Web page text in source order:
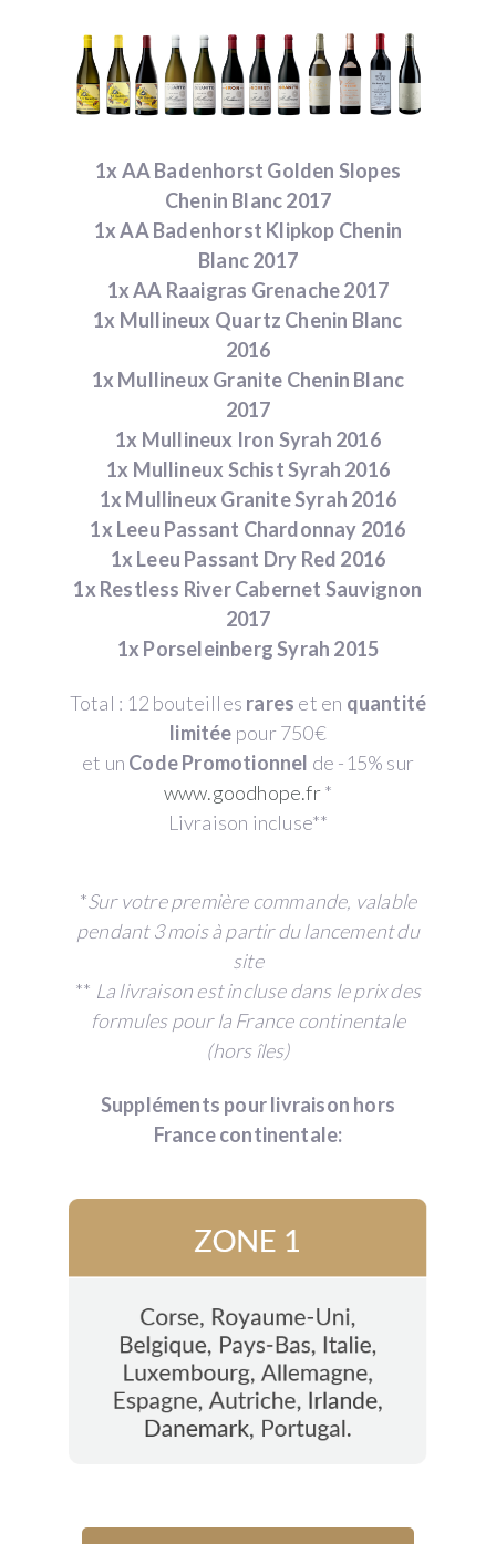
1x AA Badenhorst Golden Slopes
Chenin Blanc 2017
1x AA Badenhorst Klipkop Chenin
Blanc 2017
1x AA Raaigras Grenache 2017
1x Mullineux Quartz Chenin Blanc
2016
1x Mullineux Granite Chenin Blanc
2017
1x Mullineux Iron Syrah 2016
1x Mullineux Schist Syrah 2016
1x Mullineux Granite Syrah 2016
1x Leeu Passant Chardonnay 2016
1x Leeu Passant Dry Red 2016
1x Restless River Cabernet Sauvignon
2017
1x Porseleinberg Syrah 2015
Total : 12 bouteilles rares et en quantité
limitée pour 750€
et un Code Promotionnel de -15% sur
www.goodhope.fr*
Livraison incluse**
*Sur votre première commande, valable
pendant 3 mois à partir du lancement du
site
** La livraison est incluse dans le prix des
formules pour la France continentale
(hors îles)
Suppléments pour livraison hors
France continentale: